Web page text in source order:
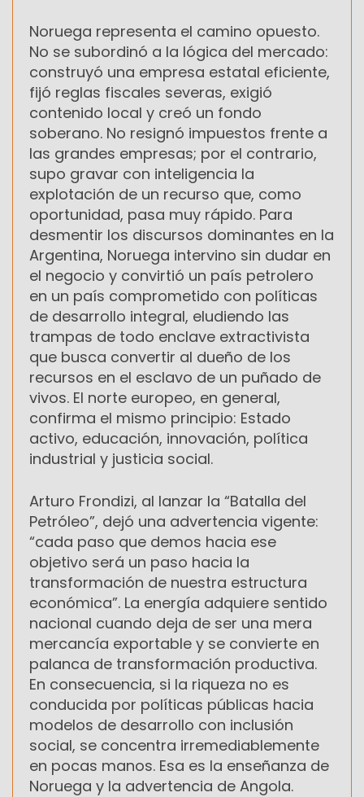
Noruega representa el camino opuesto.
No se subordinó a la lógica del mercado:
construyó una empresa estatal eficiente,
fijó reglas fiscales severas, exigió
contenido local y creó un fondo
soberano. No resignó impuestos frente a
las grandes empresas; por el contrario,
supo gravar con inteligencia la
explotación de un recurso que, como
oportunidad, pasa muy rápido. Para
desmentir los discursos dominantes en la
Argentina, Noruega intervino sin dudar en
el negocio y convirtió un país petrolero
en un país comprometido con políticas
de desarrollo integral, eludiendo las
trampas de todo enclave extractivista
que busca convertir al dueño de los
recursos en el esclavo de un puñado de
vivos. El norte europeo, en general,
confirma el mismo principio: Estado
activo, educación, innovación, política
industrial y justicia social.
Arturo Frondizi, al lanzar la “Batalla del
Petróleo”, dejó una advertencia vigente:
“cada paso que demos hacia ese
objetivo será un paso hacia la
transformación de nuestra estructura
económica”. La energía adquiere sentido
nacional cuando deja de ser una mera
mercancía exportable y se convierte en
palanca de transformación productiva.
En consecuencia, si la riqueza no es
conducida por políticas públicas hacia
modelos de desarrollo con inclusión
social, se concentra irremediablemente
en pocas manos. Esa es la enseñanza de
Noruega y la advertencia de Angola.